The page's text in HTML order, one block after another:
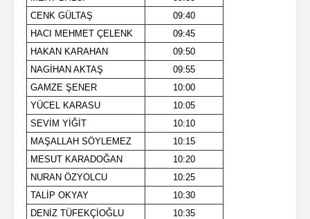
CENK GÜLTAŞ
09:40
HACI MEHMET ÇELENK
09:45
HAKAN KARAHAN
09:50
NAGİHAN AKTAŞ
09:55
GAMZE ŞENER
10:00
YÜCEL KARASU
10:05
SEVİM YİĞİT
10:10
MAŞALLAH SÖYLEMEZ
10:15
MESUT KARADOĞAN
10:20
NURAN ÖZYOLCU
10:25
TALİP OKYAY
10:30
DENİZ TÜFEKÇİOĞLU
10:35